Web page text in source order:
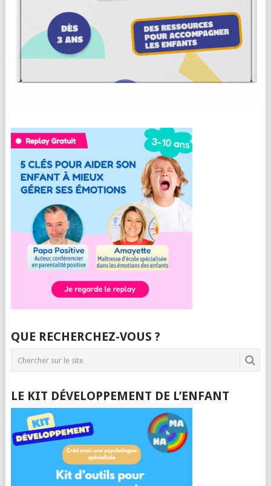
QUE RECHERCHEZ-VOUS ?
LE KIT DÉVELOPPEMENT DE L’ENFANT